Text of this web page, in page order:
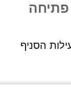
פתיחה
הסניף